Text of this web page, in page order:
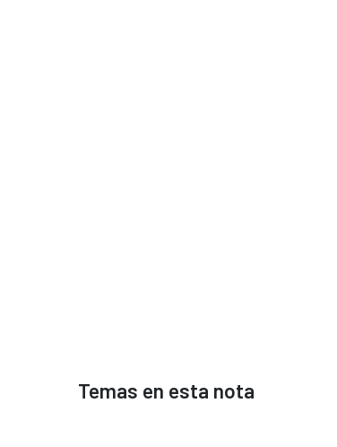
Temas en esta nota